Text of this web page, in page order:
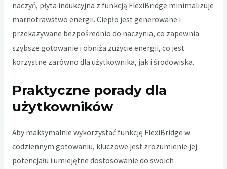
naczyń, płyta indukcyjna z funkcją FlexiBridge minimalizuje
marnotrawstwo energii. Ciepło jest generowane i
przekazywane bezpośrednio do naczynia, co zapewnia
szybsze gotowanie i obniża zużycie energii, co jest
korzystne zarówno dla użytkownika, jak i środowiska.
Praktyczne porady dla
użytkowników
Aby maksymalnie wykorzystać funkcję FlexiBridge w
codziennym gotowaniu, kluczowe jest zrozumienie jej
potencjału i umiejętne dostosowanie do swoich